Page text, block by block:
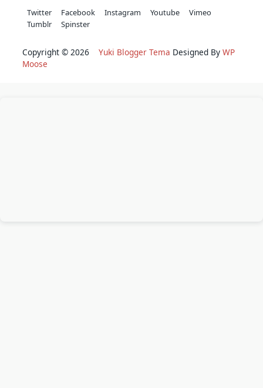
Twitter Facebook Instagram Youtube
Vimeo
Tumblr
Spinster
Copyright © 2026 Yuki Blogger Tema Designed By WP
Moose